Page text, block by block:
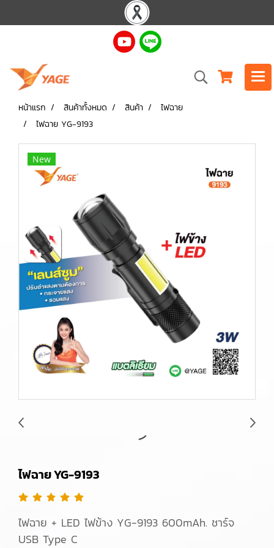
หน้าแรก สินค้าทั้งหมด สินค้า
ไฟฉาย
ไฟฉาย YG-9193
New
ไฟฉาย YG-9193
ไฟฉาย + LED ไฟข้าง YG-9193 600mAh. ชาร์จ
USB Type C